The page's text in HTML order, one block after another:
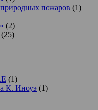
пожаров (1)
(2)
(25)
(1)
К. Иноуэ (1)